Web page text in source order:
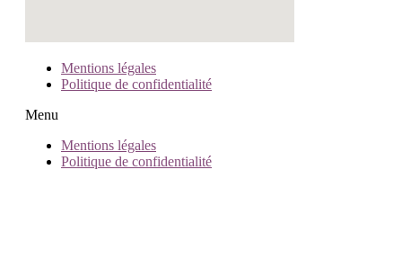
Mentions légales
Politique de confidentialité
Menu
Mentions légales
Politique de confidentialité